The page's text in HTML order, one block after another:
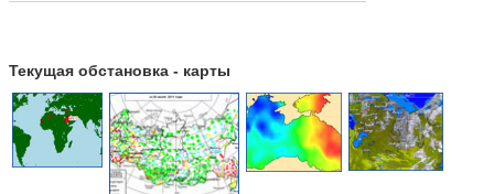
Текущая обстановка - карты